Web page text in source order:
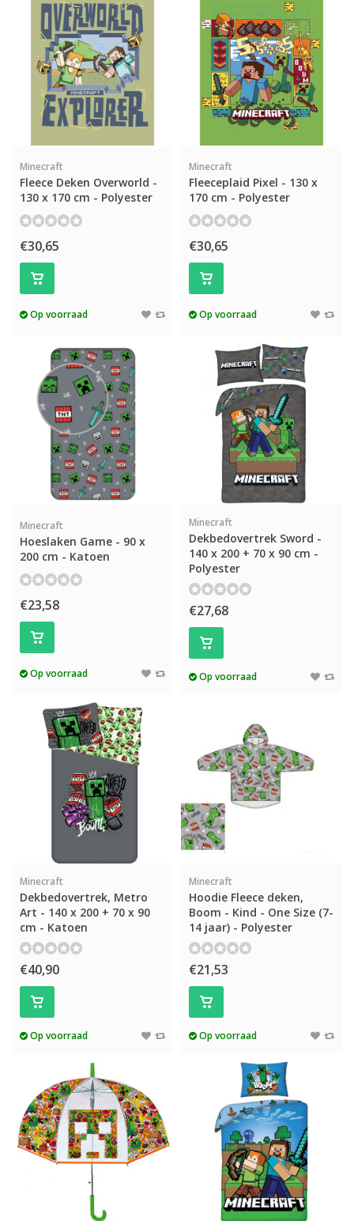
Minecraft
Fleece Deken Overworld -
130 x 170 cm - Polyester
€30,65
Op voorraad
Minecraft
Fleeceplaid Pixel - 130 x
170 cm - Polyester
€30,65
Op voorraad
Minecraft
Hoeslaken Game - 90 x
200 cm - Katoen
€23,58
Op voorraad
Minecraft
Dekbedovertrek Sword -
140 x 200 + 70 x 90 cm -
Polyester
€27,68
Op voorraad
Minecraft
Dekbedovertrek, Metro
Art - 140 x 200 + 70 x 90
cm - Katoen
€40,90
Op voorraad
Minecraft
Hoodie Fleece deken,
Boom - Kind - One Size (7-
14 jaar) - Polyester
€21,53
Op voorraad